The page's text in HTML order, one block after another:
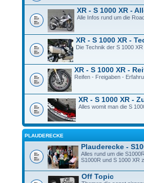
XR - S 1000 XR -
Alle Infos rund um die
XR - S 1000 XR -
Die Technik der S 1000
XR - S 1000 XR -
Reifen - Freigaben -
XR - S 1000 XR -
Alles womit man die S
PLAUDERECKE
Plauderecke -
Alles rund um die
S1000R und S 1000 XR
Off Topic